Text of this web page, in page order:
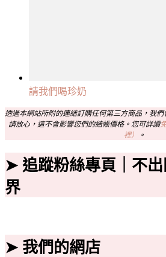
請我們喝珍奶
透過本網站所附的連結訂購任何第三方商品，我
請放心，這不會影響您們的結帳價格。您可詳讀
裡）
。
➤ 追蹤粉絲專頁｜不
界
➤ 我們的網店